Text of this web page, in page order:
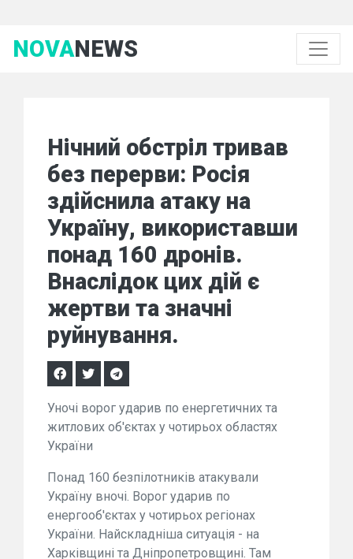
NOVANEWS
Нічний обстріл тривав
без перерви: Росія
здійснила атаку на
Україну, використавши
понад 160 дронів.
Внаслідок цих дій є
жертви та значні
руйнування.
Уночі ворог ударив по енергетичних та
житлових об'єктах у чотирьох областях
України
Понад 160 безпілотників атакували
Україну вночі. Ворог ударив по
енергооб'єктах у чотирьох регіонах
України. Найскладніша ситуація - на
Харківщині та Дніпропетровщині. Там